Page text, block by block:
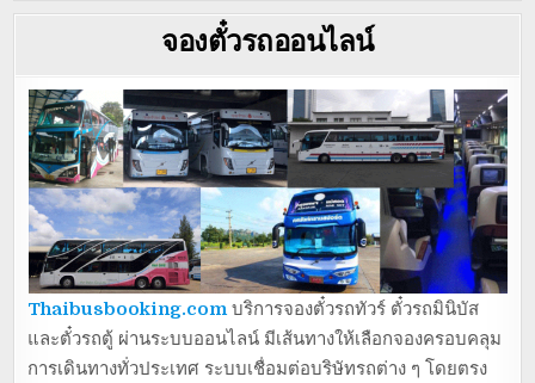
จองตั๋วรถออนไลน์
Thaibusbooking.com บริการจองตั๋วรถทัวร์ ตั๋วรถมินิบัส
และตั๋วรถตู้ ผ่านระบบออนไลน์ มีเส้นทางให้เลือกจองครอบคลุม
การเดินทางทั่วประเทศ ระบบเชื่อมต่อบริษัทรถต่าง ๆ โดยตรง